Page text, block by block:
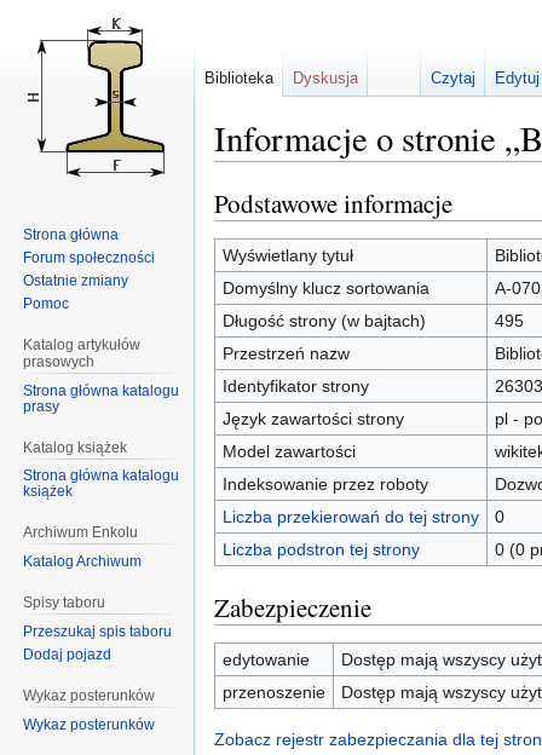
Informacje o stronie
Przejdź
do
nawigacji
Przejdź
do
wyszukiwania
Podstawowe informacje
Wyświetlany tytuł
Domyślny klucz sortowania
A-
Długość strony (w bajtach)
495
Przestrzeń nazw
Identyfikator strony
26303
Język zawartości strony
pl -
Model zawartości
Indeksowanie przez roboty
Liczba przekierowań do tej strony
0
Liczba podstron tej strony
0 (0
Zabezpieczenie
edytowanie
Dostęp mają wszyscy
przenoszenie
Dostęp mają wszyscy
Zobacz rejestr zabezpieczania dla tej
Biblioteka Dyskusja Czytaj
Strona główna
Forum społeczności
Ostatnie zmiany
Pomoc
Katalog artykułów
prasowych
Strona główna katalogu
prasy
Katalog książek
Strona główna katalogu
książek
Archiwum Enkolu
Katalog Archiwum
Spisy taboru
Przeszukaj spis taboru
Dodaj pojazd
Wykaz posterunków
Wykaz posterunków